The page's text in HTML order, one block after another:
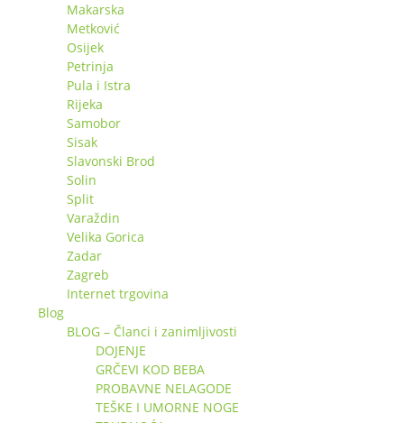
Makarska
Metković
Osijek
Petrinja
Pula i Istra
Rijeka
Samobor
Sisak
Slavonski Brod
Solin
Split
Varaždin
Velika Gorica
Zadar
Zagreb
Internet trgovina
Blog
BLOG – Članci i zanimljivosti
DOJENJE
GRČEVI KOD BEBA
PROBAVNE NELAGODE
TEŠKE I UMORNE NOGE